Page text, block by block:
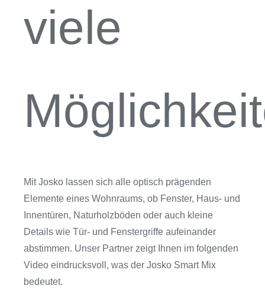
viele
Mit Josko lassen sich alle optisch prägenden
Elemente eines Wohnraums, ob Fenster, Haus- und
Innentüren, Naturholzböden oder auch kleine
Details wie Tür- und Fenstergriffe aufeinander
abstimmen. Unser Partner zeigt Ihnen im folgenden
Video eindrucksvoll, was der Josko Smart Mix
bedeutet.